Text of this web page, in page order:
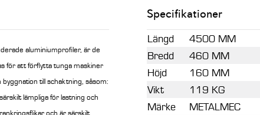
mängd
aluminiumprofiler, är de
för att förflytta tunga maskiner
till schaktning, såsom:
lämpliga för lastning och
Specifikationer
Längd
4500 MM
Bredd
460 MM
Höjd
160 MM
Vikt
119 KG
Märke
METALMEC